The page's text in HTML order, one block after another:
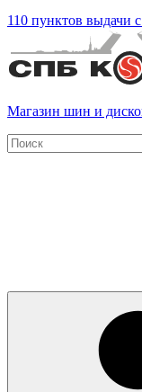
110 пунктов выдачи
Магазин шин и